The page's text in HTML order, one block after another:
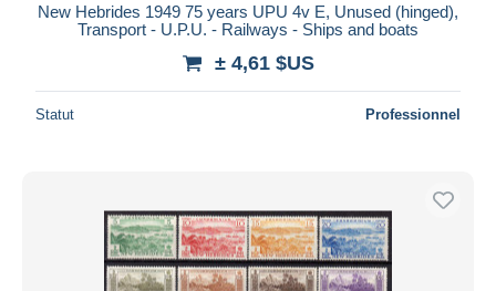
New Hebrides 1949 75 years UPU 4v E, Unused (hinged),
Transport - U.P.U. - Railways - Ships and boats
± 4,61 $US
Statut Professionnel